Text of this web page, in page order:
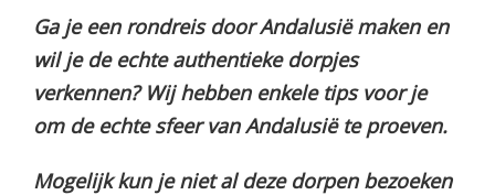
Ga je een rondreis door Andalusië maken en
wil je de echte authentieke dorpjes
verkennen? Wij hebben enkele tips voor je
om de echte sfeer van Andalusië te proeven.
Mogelijk kun je niet al deze dorpen bezoeken